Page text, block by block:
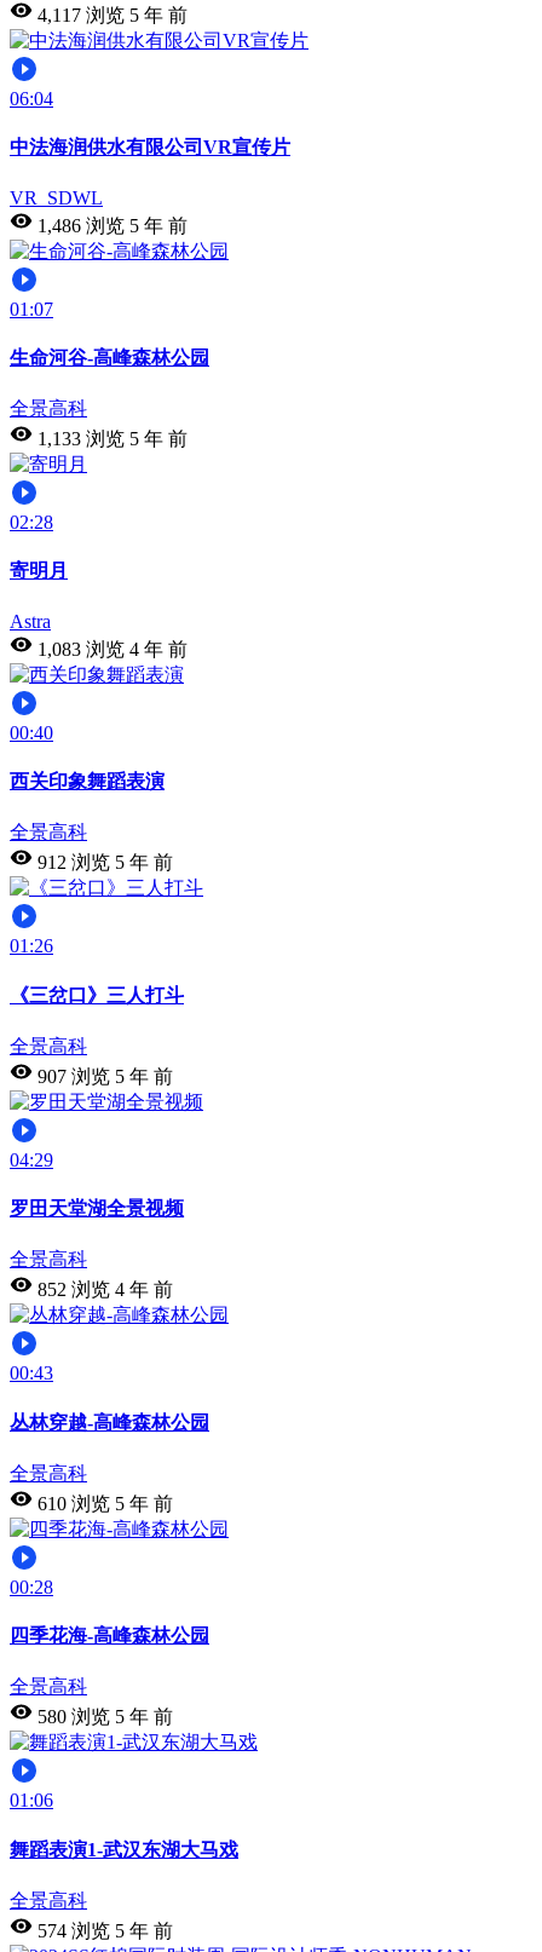
4,117 浏览 5 年 前
06:04
中法海润供水有限公司VR宣传片
VR_SDWL
1,486 浏览 5 年 前
01:07
生命河谷-高峰森林公园
全景高科
1,133 浏览 5 年 前
02:28
寄明月
Astra
1,083 浏览 4 年 前
00:40
西关印象舞蹈表演
全景高科
912 浏览 5 年 前
01:26
《三岔口》三人打斗
全景高科
907 浏览 5 年 前
04:29
罗田天堂湖全景视频
全景高科
852 浏览 4 年 前
00:43
丛林穿越-高峰森林公园
全景高科
610 浏览 5 年 前
00:28
四季花海-高峰森林公园
全景高科
580 浏览 5 年 前
01:06
舞蹈表演1-武汉东湖大马戏
全景高科
574 浏览 5 年 前